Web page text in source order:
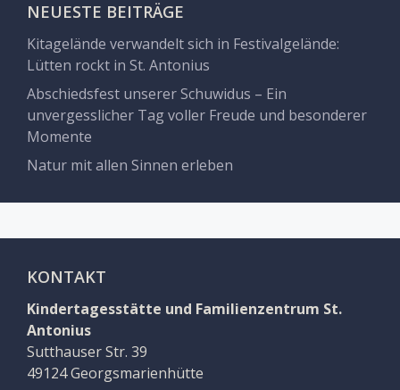
NEUESTE BEITRÄGE
Kitagelände verwandelt sich in Festivalgelände:
Lütten rockt in St. Antonius
Abschiedsfest unserer Schuwidus – Ein
unvergesslicher Tag voller Freude und besonderer
Momente
Natur mit allen Sinnen erleben
KONTAKT
Kindertagesstätte und Familienzentrum St.
Antonius
Sutthauser Str. 39
49124 Georgsmarienhütte